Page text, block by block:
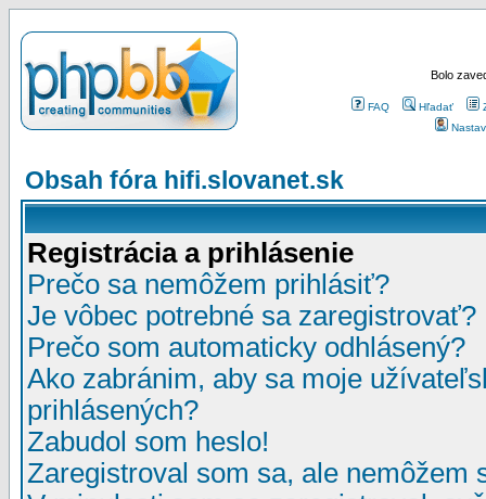
Bolo
FAQ Hľadať
Obsah fóra hifi.slovanet.sk
Registrácia a prihlásenie
Prečo sa nemôžem prihlásiť?
Je vôbec potrebné sa zaregistrovať?
Prečo som automaticky odhlásený?
Ako zabránim, aby sa moje
prihlásených?
Zabudol som heslo!
Zaregistroval som sa, ale nemôžem